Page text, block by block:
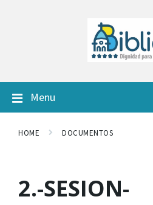
Menu
HOME DOCUMENTOS
2.-SESION-